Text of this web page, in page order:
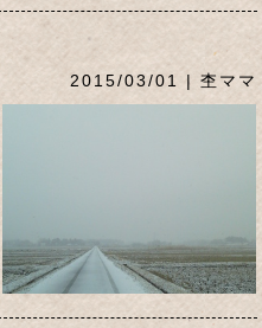
2015/03/01 | 杢ママ